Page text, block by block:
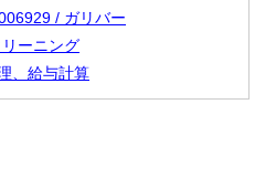
/ ガリバー
ーニング
、給与計算